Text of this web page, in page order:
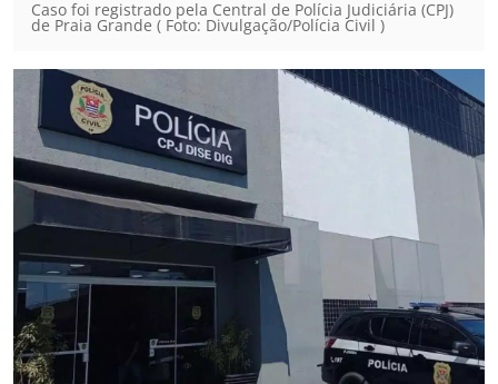
Caso foi registrado pela Central de Polícia Judiciária (CPJ)
de Praia Grande ( Foto: Divulgação/Polícia Civil )